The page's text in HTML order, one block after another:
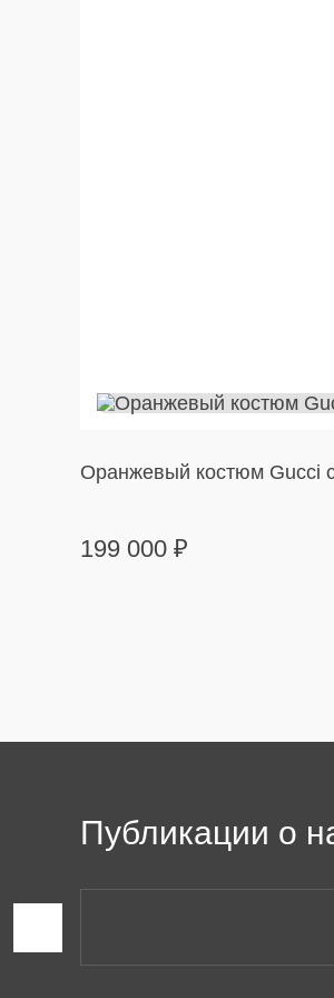
Оранжевый костюм Gucci
199 000 ₽
Публикации о